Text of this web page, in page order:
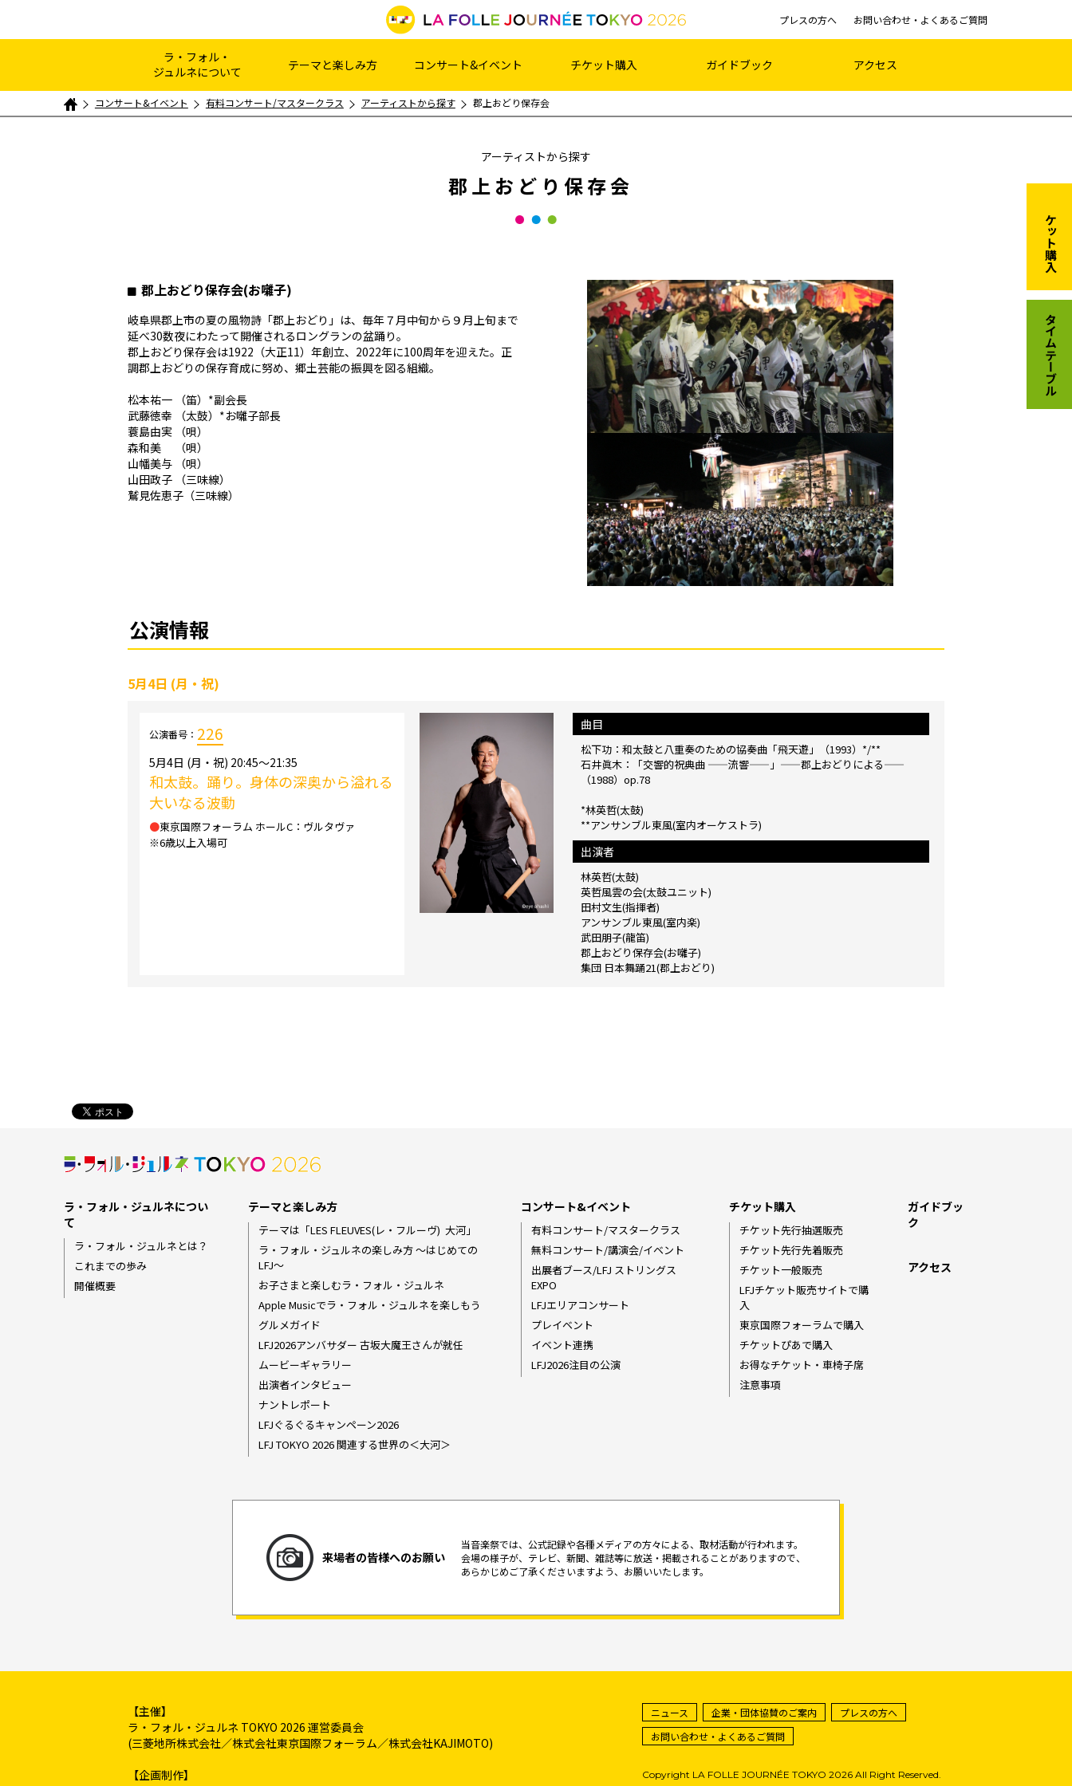
プレスの方へ お問い合わせ・よくあるご質問
ラ・フォル・
ジュルネについて
テーマと楽しみ方 コンサート&イベント チケット購入 ガイドブック アクセス
コンサート&イベント 有料コンサート/マスタークラス アーティストから探す 郡上おどり保存会
アーティストから探す
郡上おどり保存会
郡上おどり保存会(お囃子)
岐阜県郡上市の夏の風物詩「郡上おどり」は、毎年７月中旬から９月上旬まで
延べ30数夜にわたって開催されるロングランの盆踊り。
郡上おどり保存会は1922（大正11）年創立、2022年に100周年を迎えた。正
調郡上おどりの保存育成に努め、郷土芸能の振興を図る組織。
松本祐一 （笛）*副会長
武藤徳幸 （太鼓）*お囃子部長
蓑島由実 （唄）
森和美 （唄）
山幡美与 （唄）
山田政子 （三味線）
鷲見佐恵子（三味線）
公演情報
5月4日 (月・祝)
公演番号： 226
5月4日 (月・祝) 20:45～21:35
和太鼓。踊り。身体の深奥から溢れる
大いなる波動
●東京国際フォーラム ホールC：ヴルタヴァ
※6歳以上入場可
曲目
松下功：和太鼓と八重奏のための協奏曲「飛天遊」（1993）*/**
石井眞木：「交響的祝典曲 ——流響——」——郡上おどりによる——
（1988）op.78
*林英哲(太鼓)
**アンサンブル東風(室内オーケストラ)
出演者
林英哲(太鼓)
英哲風雲の会(太鼓ユニット)
田村文生(指揮者)
アンサンブル東風(室内楽)
武田朋子(龍笛)
郡上おどり保存会(お囃子)
集団 日本舞踊21(郡上おどり)
ラ・フォル・ジュルネについ
て
ラ・フォル・ジュルネとは？
これまでの歩み
開催概要
テーマと楽しみ方
テーマは「LES FLEUVES(レ・フルーヴ) ―― 大河」
ラ・フォル・ジュルネの楽しみ方 〜はじめての
LFJ〜
お子さまと楽しむラ・フォル・ジュルネ
Apple Musicでラ・フォル・ジュルネを楽しもう
グルメガイド
LFJ2026アンバサダー 古坂大魔王さんが就任
ムービーギャラリー
出演者インタビュー
ナントレポート
LFJぐるぐるキャンペーン2026
LFJ TOKYO 2026 関連する世界の＜大河＞
コンサート&イベント
有料コンサート/マスタークラス
無料コンサート/講演会/イベント
出展者ブース/LFJ ストリングス
EXPO
LFJエリアコンサート
プレイベント
イベント連携
LFJ2026注目の公演
チケット購入
チケット先行抽選販売
チケット先行先着販売
チケット一般販売
LFJチケット販売サイトで購
入
東京国際フォーラムで購入
チケットぴあで購入
お得なチケット・車椅子席
注意事項
ガイドブッ
ク
アクセス
来場者の皆様へのお願い
当音楽祭では、公式記録や各種メディアの方々による、取材活動が行われます。
会場の様子が、テレビ、新聞、雑誌等に放送・掲載されることがありますので、
あらかじめご了承くださいますよう、お願いいたします。
【主催】
ラ・フォル・ジュルネ TOKYO 2026 運営委員会
(三菱地所株式会社／株式会社東京国際フォーラム／株式会社KAJIMOTO)
【企画制作】
ニュース 企業・団体協賛のご案内
プレスの方へ
お問い合わせ・よくあるご質問
Copyright LA FOLLE JOURNÉE TOKYO 2026 All Right Reserved.
チケット購入
タイムテーブル